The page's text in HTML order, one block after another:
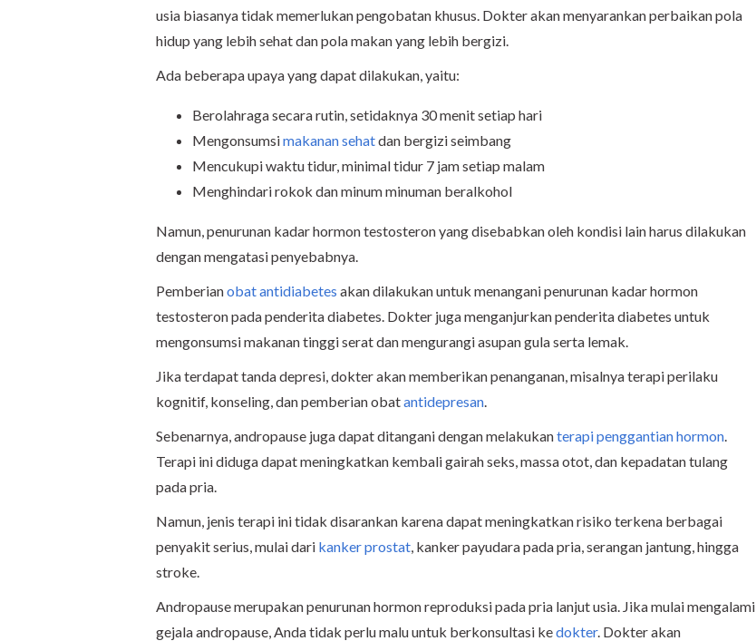
usia biasanya tidak memerlukan pengobatan khusus. Dokter akan menyarankan perbaikan pola
hidup yang lebih sehat dan pola makan yang lebih bergizi.
Ada beberapa upaya yang dapat dilakukan, yaitu:
Berolahraga secara rutin, setidaknya 30 menit setiap hari
Mengonsumsimakanan sehatdan bergizi seimbang
Mencukupi waktu tidur, minimal tidur 7 jam setiap malam
Menghindari rokok dan minum minuman beralkohol
Namun, penurunan kadar hormon testosteron yang disebabkan oleh kondisi lain harus dilakukan
dengan mengatasi penyebabnya.
Pemberianobat antidiabetes akan dilakukan untuk menangani penurunan kadar hormon
testosteron pada penderita diabetes. Dokter juga menganjurkan penderita diabetes untuk
mengonsumsi makanan tinggi serat dan mengurangi asupan gula serta lemak.
Jika terdapat tanda depresi,dokter akan memberikan penanganan, misalnya terapi perilaku
kognitif, konseling, dan pemberian obatantidepresan.
Sebenarnya, andropause juga dapat ditangani dengan melakukanterapi penggantian hormon.
Terapi ini diduga dapat meningkatkan kembali gairah seks, massa otot, dan kepadatan tulang
pada pria.
Namun, jenis terapi ini tidak disarankan karena dapat meningkatkan risiko terkena berbagai
penyakit serius, mulai dari kanker prostat, kanker payudara pada pria, serangan jantung, hingga
stroke.
Andropause merupakan penurunan hormon reproduksi pada pria lanjut usia. Jika mulai mengalami
gejala andropause, Anda tidak perlu malu untuk berkonsultasi kedokter. Dokter akan